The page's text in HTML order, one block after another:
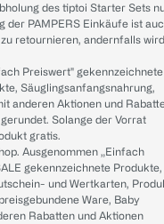
des tiptoi Starter Sets
der PAMPERS Einkäufe ist
retournieren, andernfalls wird
Preiswert" gekennzeichnete
Säuglingsanfangsnahrung,
anderen Aktionen und
Solange der Vorrat
gratis.
Ausgenommen „Einfach
gekennzeichnete Produkte,
und Wertkarten,
Ware, Baby
Rabatten und Aktionen